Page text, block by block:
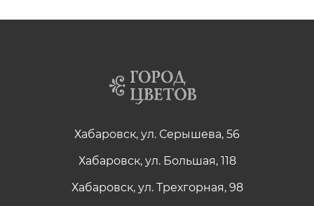
Хабаровск, ул. Серышева, 56
Хабаровск, ул. Большая, 118
Хабаровск, ул. Трехгорная, 98